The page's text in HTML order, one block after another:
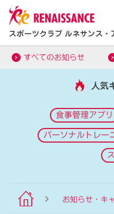
スポーツクラブ ルネサンス・
すべてのお知らせ
人気
食事管理アプリ
パーソナルトレー
お知らせ・キ